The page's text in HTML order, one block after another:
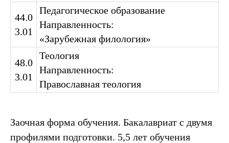
44.0
3.01
Педагогическое образование
Направленность:
«Зарубежная филология»
48.0
3.01
Теология
Направленность:
Православная теология
Заочная форма обучения. Бакалавриат с двумя
профилями подготовки. 5,5 лет обучения